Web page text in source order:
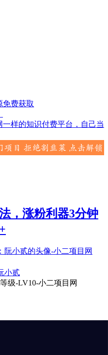
免费获取
样的知识付费平台，自己当
，涨粉利器3分钟
小贰